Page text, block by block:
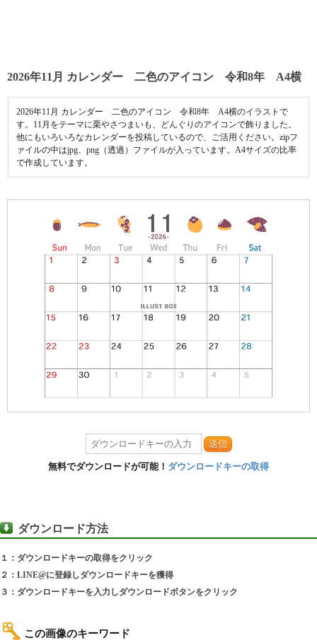
2026年11月 カレンダー 二色のアイコン 令和8年 A4横
2026年11月 カレンダー 二色のアイコン 令和8年 A4横のイラストで
す。11月をテーマに栗やさつまいも、どんぐりのアイコンで飾りました。
他にもいろいろなカレンダーを投稿しているので、ご活用ください。zipフ
ァイルの中はjpg、png（透過）ファイルが入っています。A4サイズの比率
で作成しています。
送信
無料でダウンロードが可能！ ダウンロードキーの取得
ダウンロード方法
１：ダウンロードキーの取得をクリック
２：LINE@に登録しダウンロードキーを獲得
３：ダウンロードキーを入力しダウンロードボタンをクリック
この画像のキーワード